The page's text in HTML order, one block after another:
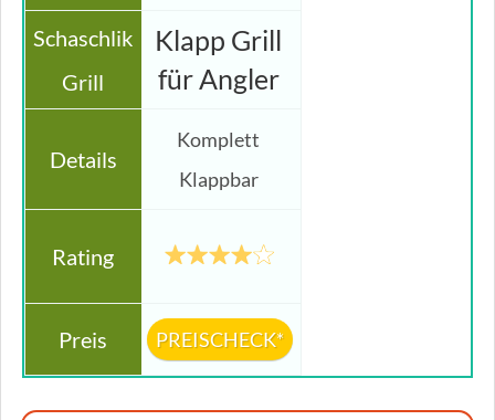
Klapp Grill
für Angler
Komplett
Klappbar
PREISCHECK*